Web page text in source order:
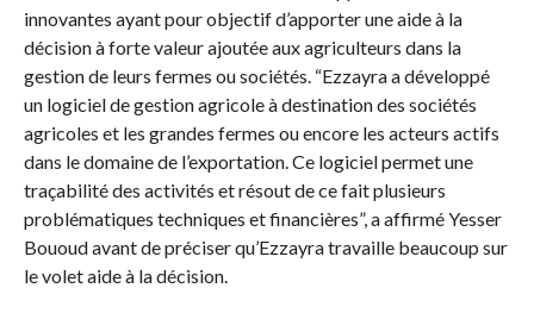
innovantes ayant pour objectif d’apporter une aide à la
décision à forte valeur ajoutée aux agriculteurs dans la
gestion de leurs fermes ou sociétés. “Ezzayra a développé
un logiciel de gestion agricole à destination des sociétés
agricoles et les grandes fermes ou encore les acteurs actifs
dans le domaine de l’exportation. Ce logiciel permet une
traçabilité des activités et résout de ce fait plusieurs
problématiques techniques et financières”, a affirmé Yesser
Bououd avant de préciser qu’Ezzayra travaille beaucoup sur
le volet aide à la décision.